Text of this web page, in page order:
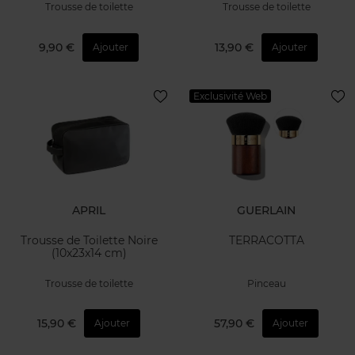
Trousse de toilette
9,90 € Ajouter
Trousse de toilette
13,90 € Ajouter
APRIL
Trousse de Toilette Noire
(10x23x14 cm)
Trousse de toilette
15,90 € Ajouter
Exclusivité Web
GUERLAIN
TERRACOTTA
Pinceau
57,90 € Ajouter